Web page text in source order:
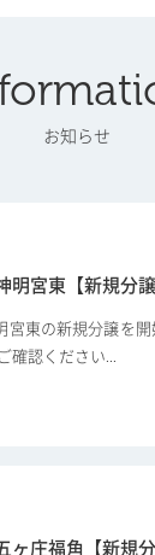
お知らせ
明宮東【新規分譲
宮東の新規分譲を
確認ください...
ヶ庄福角【新規分